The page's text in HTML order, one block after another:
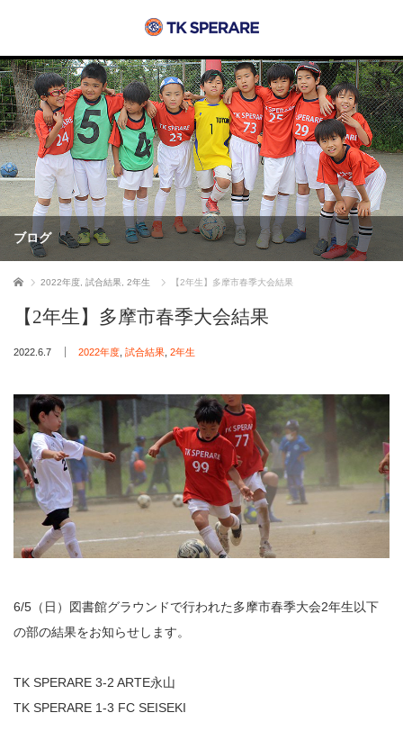
ブログ
ホーム 2022年度 試合結果 2年生 【2年生】多摩市春季大会結果
【2年生】多摩市春季大会結果
2022.6.7 2022年度 試合結果 2年生
6/5（日）図書館グラウンドで行われた多摩市春季大会2年生以下
の部の結果をお知らせします。
TK SPERARE 3-2 ARTE永山
TK SPERARE 1-3 FC SEISEKI